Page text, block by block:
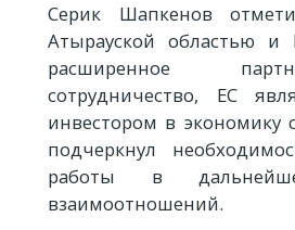
Серик Шапкенов
Атырауской областью и
расширенное
сотрудничество, ЕС
инвестором в экономику
подчеркнул
работы в
взаимоотношений.